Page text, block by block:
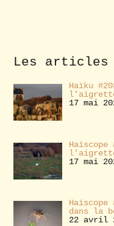
eLes articles
Haïku
17 mai
17 mai
dans la
22 avril